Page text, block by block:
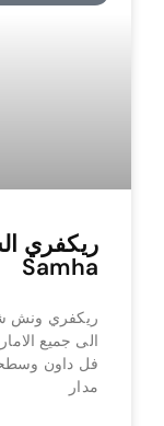
Samha
ريكفري ونش
الى جميع
فل داون
مدار